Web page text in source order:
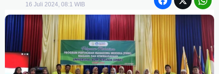
16 Juli 2024, 08:1 WIB